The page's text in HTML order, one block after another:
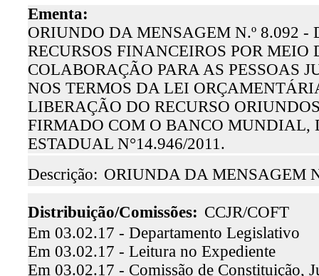
Ementa:
ORIUNDO DA MENSAGEM N.º 8.092 -
RECURSOS FINANCEIROS POR
COLABORAÇÃO PARA AS PESSOAS
NOS TERMOS DA LEI
LIBERAÇÃO DO RECURSO
FIRMADO COM O BANCO MUNDIAL,
ESTADUAL N°14.946/2011.
Descrição: ORIUNDA DA MENSAGEM
Distribuição/Comissões: CCJR/COFT
Em 03.02.17 - Departamento Legislativo
Em 03.02.17 - Leitura no Expediente
Em 03.02.17 - Comissão de Constituição,